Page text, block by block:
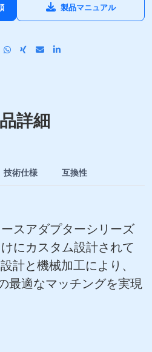
製品マニュアル
詳細
技術仕様 互換性
スアダプターシリーズ
にカスタム設計されて
計と機械加工により、
最適なマッチングを実現